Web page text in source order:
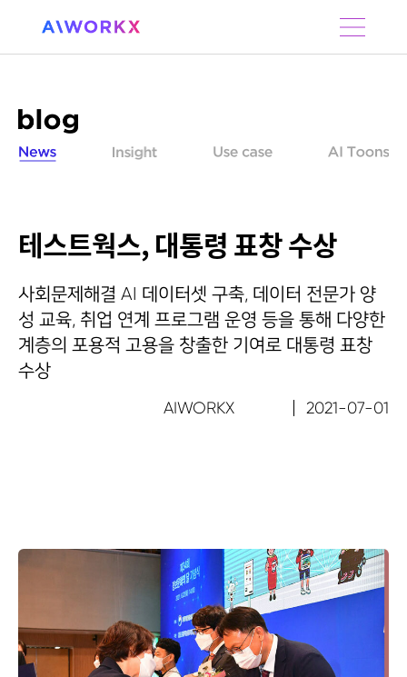
테스트웍스, 대통령 표창 수상
AIWORKX 2021-07-01
사회문제해결 AI 데이터셋 구축, 데이터 전문가 양
성 교육, 취업 연계 프로그램 운영 등을 통해 다양한
계층의 포용적 고용을 창출한 기여로 대통령 표창
수상